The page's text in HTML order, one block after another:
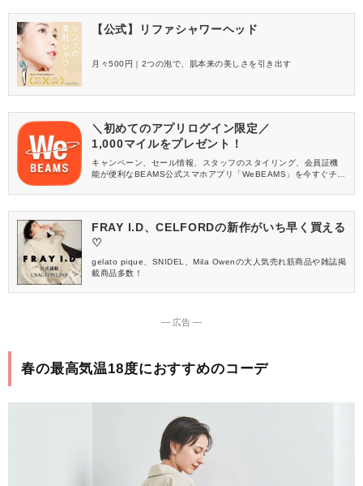
【公式】リファシャワーヘッド
月々500円｜2つの泡で、肌本来の美しさを引き出す
＼初めてのアプリログイン限定／
1,000マイルをプレゼント！
キャンペーン、セール情報、スタッフのスタイリング、会員証機
能が便利なBEAMS公式スマホアプリ「WeBEAMS」を今すぐチェ
FRAY I.D、CELFORDの新作がいち早く買える
♡
gelato pique、SNIDEL、Mila Owenの大人気売れ筋商品や雑誌掲
載商品多数！
― 広告 ―
春の最高気温18度におすすめのコーデ